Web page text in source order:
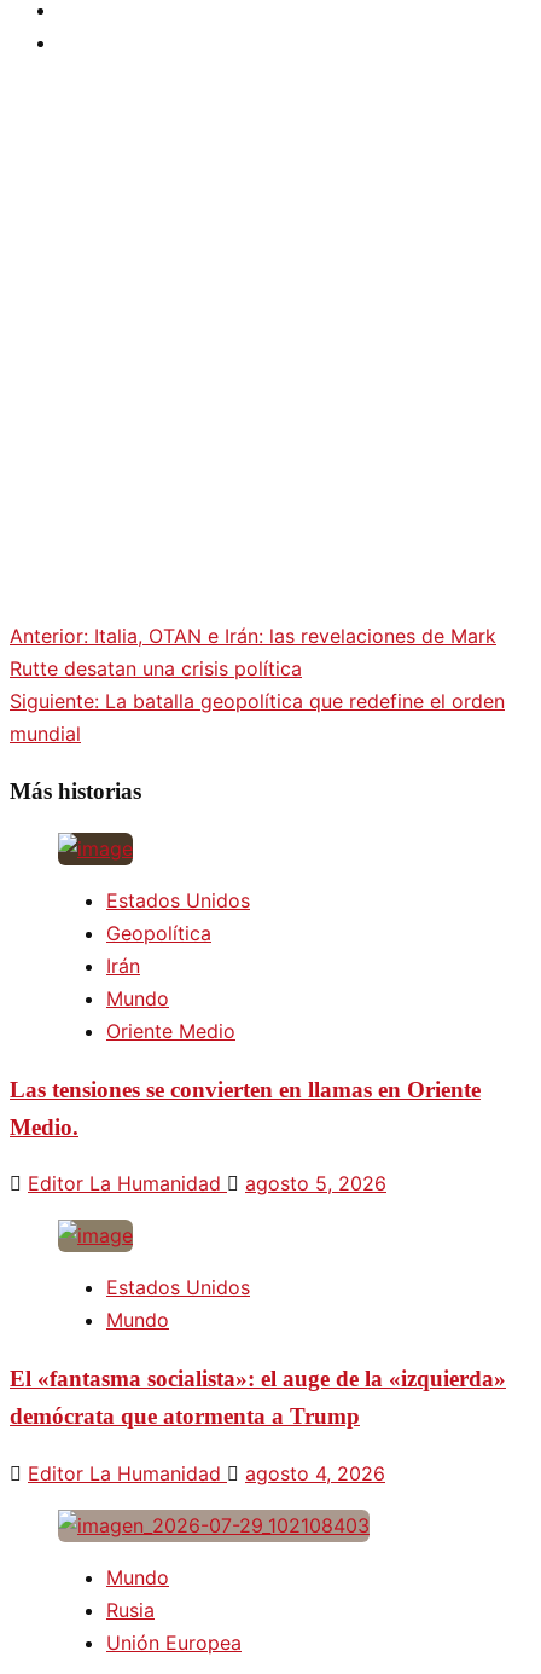
Navegación
de
entradas
Anterior: Italia, OTAN e Irán: las revelaciones de Mark
Rutte desatan una crisis política
Siguiente: La batalla geopolítica que redefine el orden
mundial
Más historias
Estados Unidos
Geopolítica
Irán
Mundo
Oriente Medio
Las tensiones se convierten en llamas en Oriente
Medio.
Editor La Humanidad agosto 5, 2026
Estados Unidos
Mundo
El «fantasma socialista»: el auge de la «izquierda»
demócrata que atormenta a Trump
Editor La Humanidad agosto 4, 2026
Mundo
Rusia
Unión Europea